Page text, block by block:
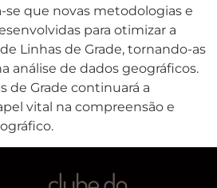
se que novas metodologias e
para otimizar a
Linhas de Grade, tornando-as
análise de dados geográficos.
de Grade continuará a
vital na compreensão e